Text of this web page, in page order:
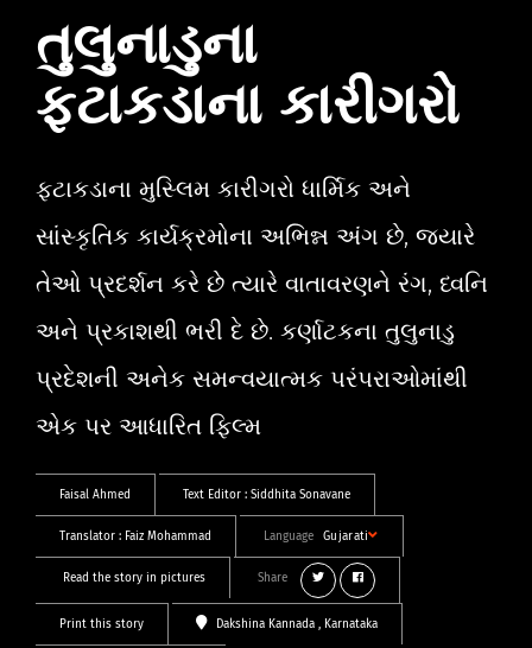
તુલુનાડુના
ફટાકડાના કારીગરો
ફટાકડાના મુસ્લિમ કારીગરો ધાર્મિક અને
સાંસ્કૃતિક કાર્યક્રમોના અભિન્ન અંગ છે, જ્યારે
તેઓ પ્રદર્શન કરે છે ત્યારે વાતાવરણને રંગ, ધ્વનિ
અને પ્રકાશથી ભરી દે છે. કર્ણાટકના તુલુનાડુ
પ્રદેશની અનેક સમન્વયાત્મક પરંપરાઓમાંથી
એક પર આધારિત ફિલ્મ
Faisal Ahmed Text Editor : Siddhita Sonavane
Translator : Faiz Mohammad Language Gujarati
Read the story in pictures Share
Print this story Dakshina Kannada , Karnataka